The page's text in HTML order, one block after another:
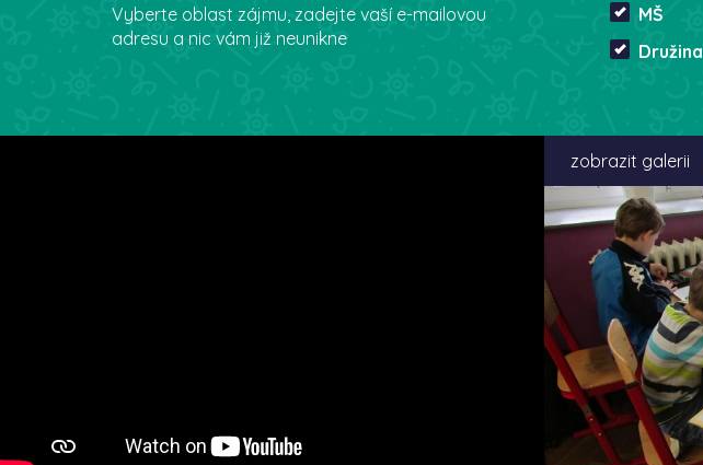
Vyberte oblast zájmu, zadejte vaší e-mailovou
adresu a nic vám již neunikne
MŠ
Družina
zobrazit galerii